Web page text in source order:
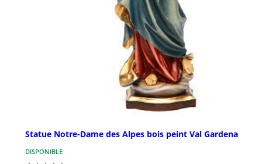
Statue Notre-Dame des Alpes bois peint Val Gardena
DISPONIBLE